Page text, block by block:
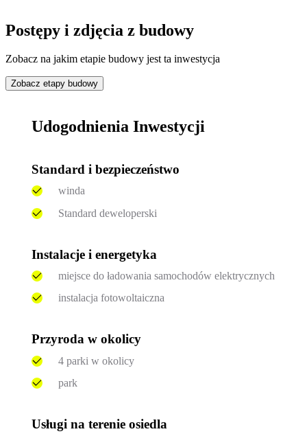
Postępy i zdjęcia z budowy
Zobacz na jakim etapie budowy jest ta inwestycja
Zobacz etapy budowy
Udogodnienia Inwestycji
Standard i bezpieczeństwo
winda
Standard deweloperski
Instalacje i energetyka
miejsce do ładowania samochodów elektrycznych
instalacja fotowoltaiczna
Przyroda w okolicy
4 parki w okolicy
park
Usługi na terenie osiedla